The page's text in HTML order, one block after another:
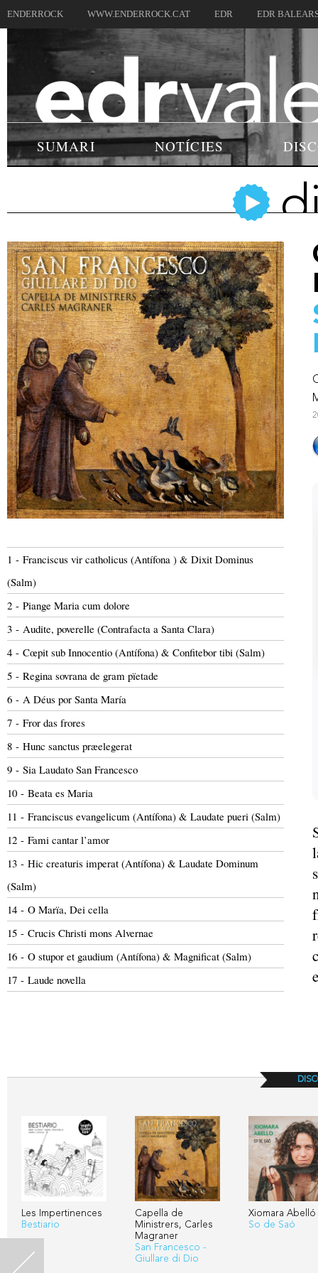
ENDERROCK WWW.ENDERROCK.CAT EDR EDR
SUMARI NOTÍCIES
1 - Franciscus vir catholicus (Antífona ) & Dixit Dominus
(Salm)
2 - Piange Maria cum dolore
3 - Audite, poverelle (Contrafacta a Santa Clara)
4 - Cœpit sub Innocentio (Antífona) & Confitebor tibi (Salm)
5 - Regina sovrana de gram pïetade
6 - A Déus por Santa María
7 - Fror das frores
8 - Hunc sanctus præelegerat
9 - Sia Laudato San Francesco
10 - Beata es Maria
11 - Franciscus evangelicum (Antífona) & Laudate pueri (Salm)
12 - Fami cantar l’amor
13 - Hic creaturis imperat (Antífona) & Laudate Dominum
(Salm)
14 - O Marïa, Dei cella
15 - Crucis Christi mons Alvernae
16 - O stupor et gaudium (Antífona) & Magnificat (Salm)
17 - Laude novella
Les Impertinences
Bestiario
Capella de
Ministrers, Carles
Magraner
San Francesco -
Giullare di Dio
Xiomara Abelló
So de Saó